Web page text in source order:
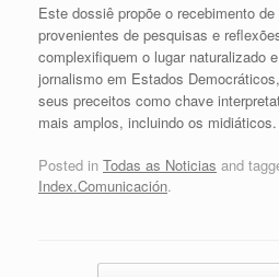
Este dossiê propõe o recebimento
provenientes de pesquisas e
complexifiquem o lugar naturalizado
jornalismo em Estados
seus preceitos como chave
mais amplos, incluindo os midiáticos.
Posted in Todas as Noticias and
Index.Comunicación.